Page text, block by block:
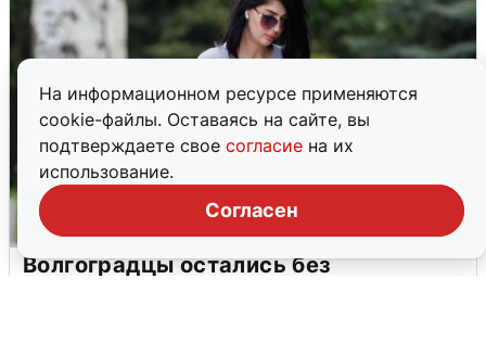
На информационном ресурсе применяются
cookie-файлы. Оставаясь на сайте, вы
подтверждаете свое согласие на их
использование.
Согласен
Волгоградцы остались без